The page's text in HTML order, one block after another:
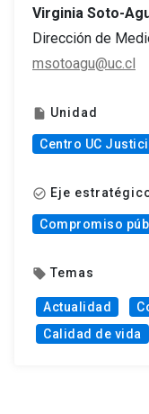
Virginia Soto-
Dirección de
msotoagu@uc.cl
insert_drive_file Unidad
Centro UC
check_circle_outline Eje
Compromiso
local_offer Temas
Actualidad
Calidad de vida